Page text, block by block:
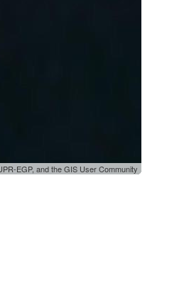
EGP, and the GIS User Community